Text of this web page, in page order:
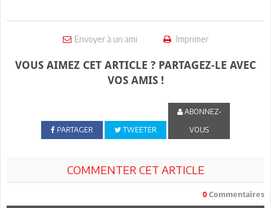
Envoyer à un ami Imprimer
VOUS AIMEZ CET ARTICLE ? PARTAGEZ-LE AVEC
VOS AMIS !
PARTAGER TWEETER
ABONNEZ-
VOUS
COMMENTER CET ARTICLE
0 Commentaires